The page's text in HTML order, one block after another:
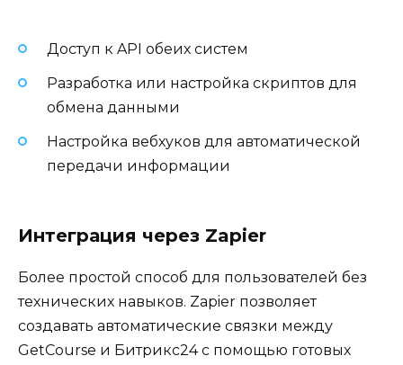
Доступ к API обеих систем
Разработка или настройка скриптов для
обмена данными
Настройка вебхуков для автоматической
передачи информации
Интеграция через Zapier
Более простой способ для пользователей без
технических навыков. Zapier позволяет
создавать автоматические связки между
GetCourse и Битрикс24 с помощью готовых